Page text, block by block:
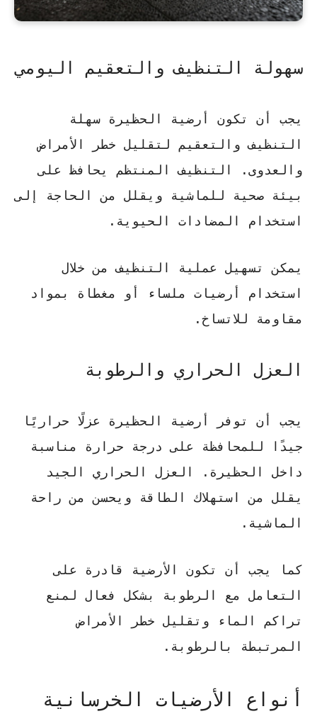
سهولة التنظيف والتعقيم اليومي
يجب أن تكون أرضية الحظيرة سهلة
التنظيف والتعقيم لتقليل خطر الأمراض
والعدوى.
التنظيف المنتظم يحافظ على
بيئة صحية للماشية ويقلل من الحاجة إلى
استخدام المضادات الحيوية.
يمكن تسهيل عملية التنظيف من خلال
استخدام أرضيات ملساء أو مغطاة بمواد
مقاومة للاتساخ.
العزل الحراري والرطوبة
يجب أن توفر أرضية الحظيرة عزلًا حراريًا
جيدًا للمحافظة على درجة حرارة مناسبة
داخل الحظيرة.
العزل الحراري الجيد
يقلل من استهلاك الطاقة ويحسن من راحة
الماشية.
كما يجب أن تكون الأرضية قادرة على
التعامل مع الرطوبة بشكل فعال لمنع
تراكم الماء وتقليل خطر الأمراض
المرتبطة بالرطوبة.
أنواع الأرضيات الخرسانية